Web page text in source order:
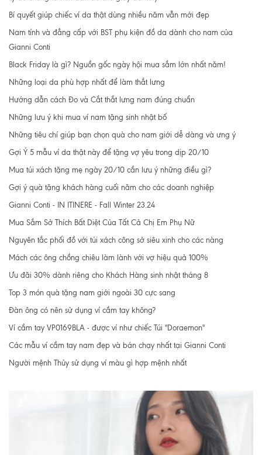
Bí quyết giúp chiếc ví da thật dùng nhiều năm vẫn mới đẹp
Nam tính và đẳng cấp với BST phụ kiện đồ da dành cho nam của
Gianni Conti
Black Friday là gì? Nguồn gốc ngày hội mua sắm lớn nhất năm!
Những loại da phù hợp nhất để làm thắt lưng
Hướng dẫn cách Đo và Cắt thắt lưng nam đúng chuẩn
Những lưu ý khi mua ví nam tặng sinh nhật bố
Những tiêu chí giúp bạn chọn quà cho nam giới dễ dàng và ưng ý
Gợi Ý 5 mẫu ví da thật này để tặng vợ yêu trong dịp 20/10
Mua túi xách tặng mẹ ngày 20/10 cần lưu ý những điều gì?
Gợi ý quà tặng khách hàng cuối năm cho các doanh nghiệp
Gianni Conti - IN ITINERE - Fall Winter 23.24
Mua Sắm Sở Thích Bất Diệt Của Tất Cả Chị Em Phụ Nữ
Nguyên tắc phối đồ với túi xách công sở siêu xinh cho các nàng
Mách các ông chồng chiêu làm lành với vợ hiệu quả 100%
Ưu đãi 30% dành riêng cho Khách Hàng sinh nhật tháng 8
Top 3 món quà tặng nam giới ngoài 30 cực sang
Đàn ông có nên sử dụng ví cầm tay không?
Ví cầm tay VP0169BLA - được ví như chiếc Túi "Doraemon"
Các mẫu ví cầm tay nam đẹp và bán chạy nhất tại Gianni Conti
Người mệnh Thủy sử dụng ví màu gì hợp mệnh nhất